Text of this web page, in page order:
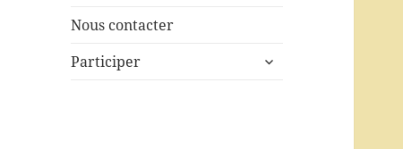
Nous contacter
Participer
ouvrir